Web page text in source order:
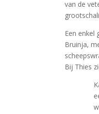
van de
Een enkel
Bruinja,
Bij Thies